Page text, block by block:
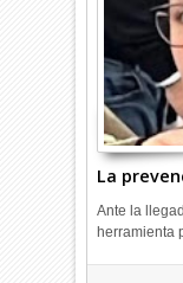
La
Ante la
herramienta